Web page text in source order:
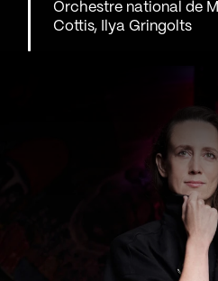
Orchestre national de
Cottis, Ilya Gringolts